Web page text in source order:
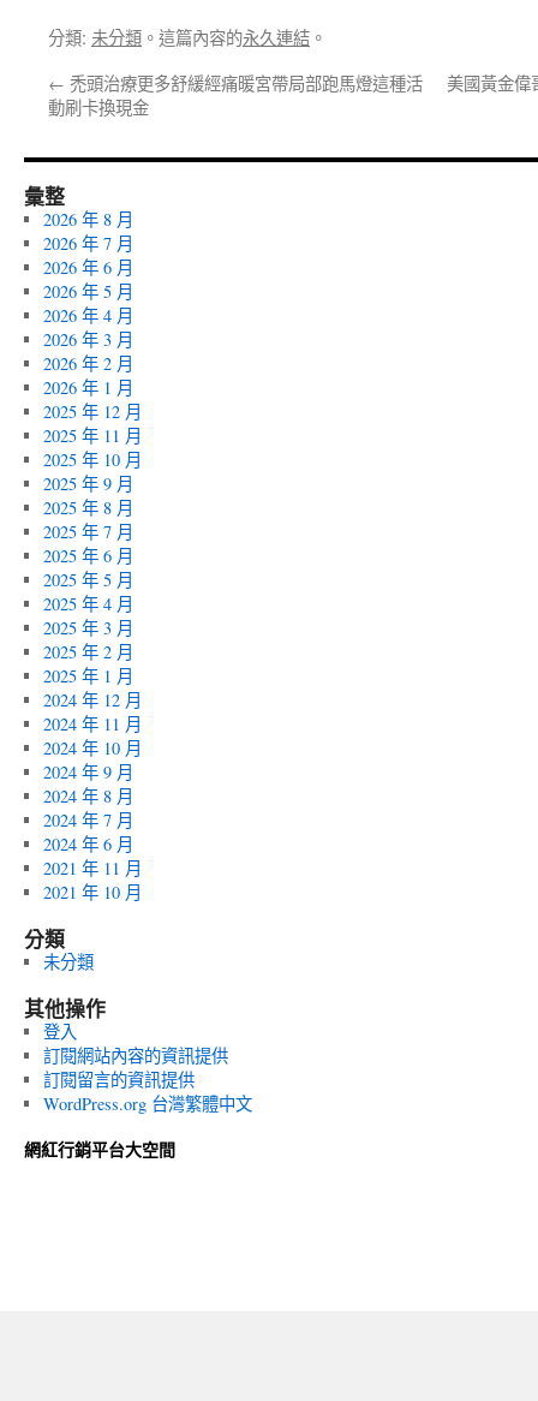
分類: 未分類 。這篇內容的永久連結 。
← 禿頭治療更多舒緩經痛暖宮帶局部跑馬燈這種活
動刷卡換現金
美國黃金偉
彙整
2026 年 8 月
2026 年 7 月
2026 年 6 月
2026 年 5 月
2026 年 4 月
2026 年 3 月
2026 年 2 月
2026 年 1 月
2025 年 12 月
2025 年 11 月
2025 年 10 月
2025 年 9 月
2025 年 8 月
2025 年 7 月
2025 年 6 月
2025 年 5 月
2025 年 4 月
2025 年 3 月
2025 年 2 月
2025 年 1 月
2024 年 12 月
2024 年 11 月
2024 年 10 月
2024 年 9 月
2024 年 8 月
2024 年 7 月
2024 年 6 月
2021 年 11 月
2021 年 10 月
分類
未分類
其他操作
登入
訂閱網站內容的資訊提供
訂閱留言的資訊提供
WordPress.org 台灣繁體中文
網紅行銷平台大空間